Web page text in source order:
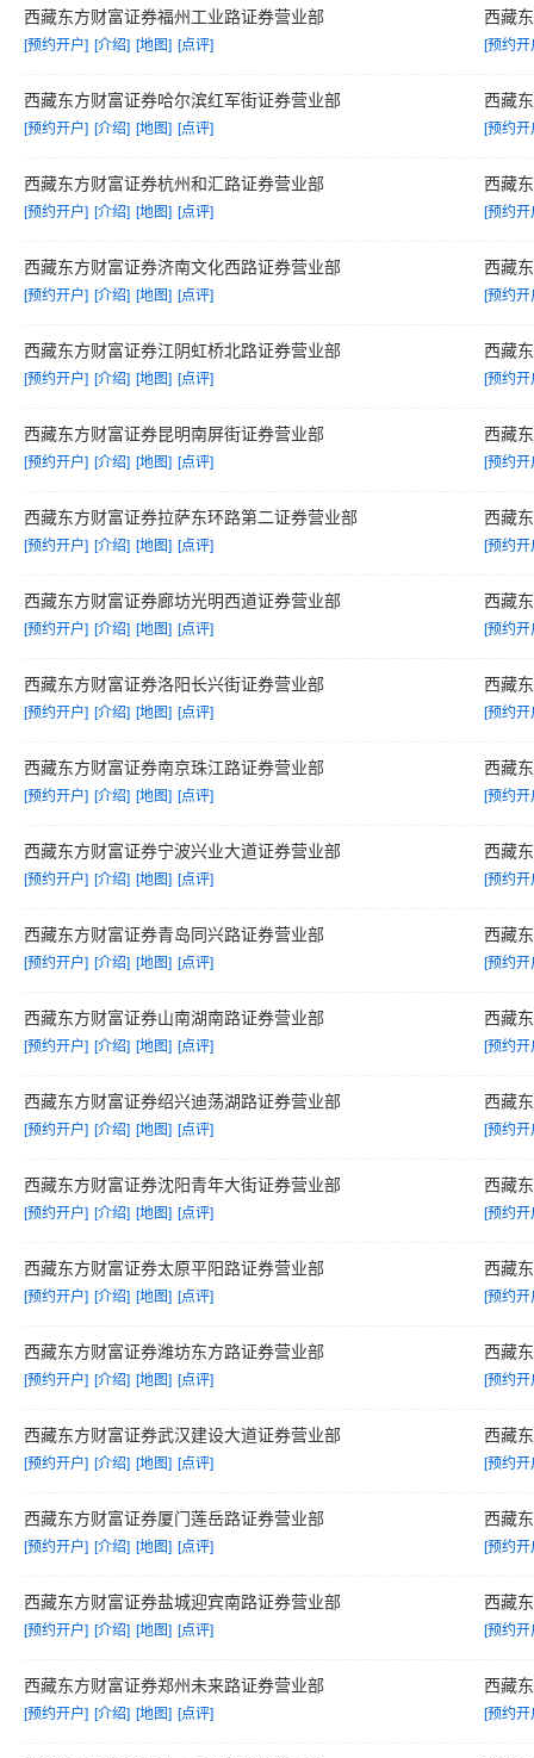
西藏东方财富证券福州工业路证券营业部
[预约开户] [介绍] [地图] [点评]
西藏
[预约开
西藏东方财富证券哈尔滨红军街证券营业部
[预约开户] [介绍] [地图] [点评]
西藏
[预约开
西藏东方财富证券杭州和汇路证券营业部
[预约开户] [介绍] [地图] [点评]
西藏
[预约开
西藏东方财富证券济南文化西路证券营业部
[预约开户] [介绍] [地图] [点评]
西藏
[预约开
西藏东方财富证券江阴虹桥北路证券营业部
[预约开户] [介绍] [地图] [点评]
西藏
[预约开
西藏东方财富证券昆明南屏街证券营业部
[预约开户] [介绍] [地图] [点评]
西藏
[预约开
西藏东方财富证券拉萨东环路第二证券营业部
[预约开户] [介绍] [地图] [点评]
西藏
[预约开
西藏东方财富证券廊坊光明西道证券营业部
[预约开户] [介绍] [地图] [点评]
西藏
[预约开
西藏东方财富证券洛阳长兴街证券营业部
[预约开户] [介绍] [地图] [点评]
西藏
[预约开
西藏东方财富证券南京珠江路证券营业部
[预约开户] [介绍] [地图] [点评]
西藏
[预约开
西藏东方财富证券宁波兴业大道证券营业部
[预约开户] [介绍] [地图] [点评]
西藏
[预约开
西藏东方财富证券青岛同兴路证券营业部
[预约开户] [介绍] [地图] [点评]
西藏
[预约开
西藏东方财富证券山南湖南路证券营业部
[预约开户] [介绍] [地图] [点评]
西藏
[预约开
西藏东方财富证券绍兴迪荡湖路证券营业部
[预约开户] [介绍] [地图] [点评]
西藏
[预约开
西藏东方财富证券沈阳青年大街证券营业部
[预约开户] [介绍] [地图] [点评]
西藏
[预约开
西藏东方财富证券太原平阳路证券营业部
[预约开户] [介绍] [地图] [点评]
西藏
[预约开
西藏东方财富证券潍坊东方路证券营业部
[预约开户] [介绍] [地图] [点评]
西藏
[预约开
西藏东方财富证券武汉建设大道证券营业部
[预约开户] [介绍] [地图] [点评]
西藏
[预约开
西藏东方财富证券厦门莲岳路证券营业部
[预约开户] [介绍] [地图] [点评]
西藏
[预约开
西藏东方财富证券盐城迎宾南路证券营业部
[预约开户] [介绍] [地图] [点评]
西藏
[预约开
西藏东方财富证券郑州未来路证券营业部
[预约开户] [介绍] [地图] [点评]
西藏
[预约开